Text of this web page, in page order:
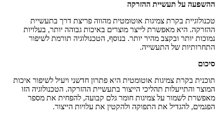
ההשפעה על תעשיית ההזרקה
טכנולוגיית בקרת צמיגות אוטומטית מהווה פריצת דרך בתעשיית
ההזרקה. היא מאפשרת לייצר מוצרים באיכות גבוהה יותר, בעלויות
נמוכות יותר ובקצב מהיר יותר. בנוסף, הטכנולוגיה תורמת לשיפור
התחרותיות של התעשייה.
סיכום
תוכנית בקרת צמיגות אוטומטית היא פתרון חדשני ויעיל לשיפור איכות
המוצר והתייעלות תהליכי הייצור בתעשיית ההזרקה. הטכנולוגיה הזו
מאפשרת לשמור על צמיגות חומר גלם קבועה, להפחית את מספר
הפגמים, להגדיל את התפוקה ולהקטין את עלויות הייצור.